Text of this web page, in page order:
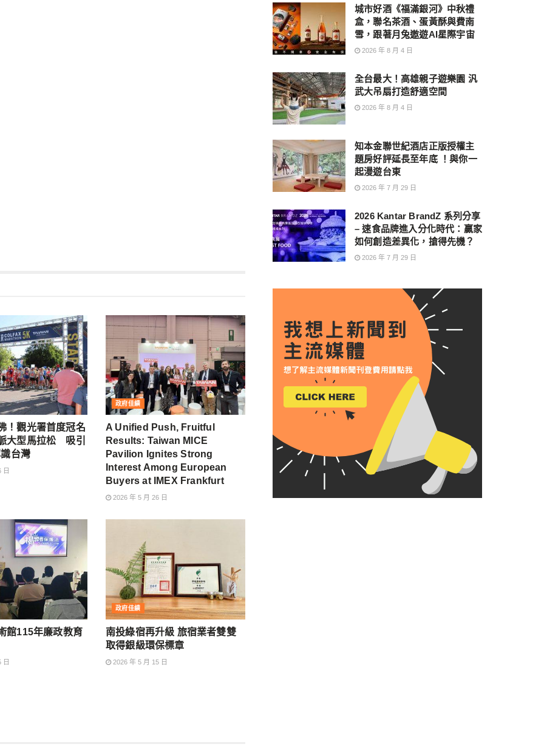
！觀光署首度冠名
大型馬拉松 吸引
台灣
日
政府佳績
A Unified Push, Fruitful
Results: Taiwan MICE
Pavilion Ignites Strong
Interest Among European
Buyers at IMEX Frankfurt
2026 年 5 月 26 日
館115年廉政教育
日
政府佳績
南投綠宿再升級 旅宿業者雙雙
取得銀級環保標章
2026 年 5 月 15 日
城市好酒《福滿銀河》中秋禮
盒，聯名茶酒、蛋黃酥與費南
雪，跟著月兔遨遊AI星際宇宙
2026 年 8 月 4 日
全台最大！高雄親子遊樂園 汎
武大吊扇打造舒適空間
2026 年 8 月 4 日
知本金聯世紀酒店正版授權主
題房好評延長至年底 ！與你一
起漫遊台東
2026 年 7 月 29 日
2026 Kantar BrandZ 系列分享
– 速食品牌進入分化時代：贏家
如何創造差異化，搶得先機？
2026 年 7 月 29 日